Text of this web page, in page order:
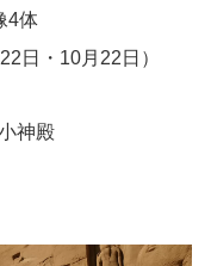
4体
日・10月22日）
神殿